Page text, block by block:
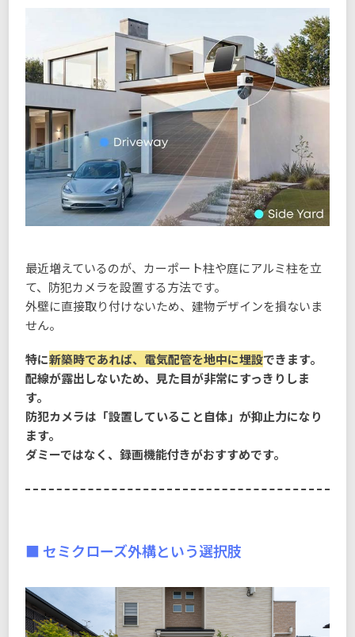
最近増えているのが、カーポート柱や庭にアルミ柱を立
て、防犯カメラを設置する方法です。
外壁に直接取り付けないため、建物デザインを損ないま
せん。
特に新築時であれば、電気配管を地中に埋設できます。
配線が露出しないため、見た目が非常にすっきりしま
す。
防犯カメラは「設置していること自体」が抑止力になり
ます。
ダミーではなく、録画機能付きがおすすめです。
■ セミクローズ外構という選択肢